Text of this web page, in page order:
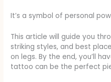
It’s a symbol of personal
This article will guide you
striking styles, and best
on legs. By the end, you’ll
tattoo can be the perfect